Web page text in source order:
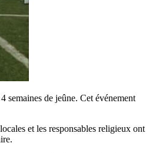
semaines de jeûne. Cet événement
et les responsables religieux ont